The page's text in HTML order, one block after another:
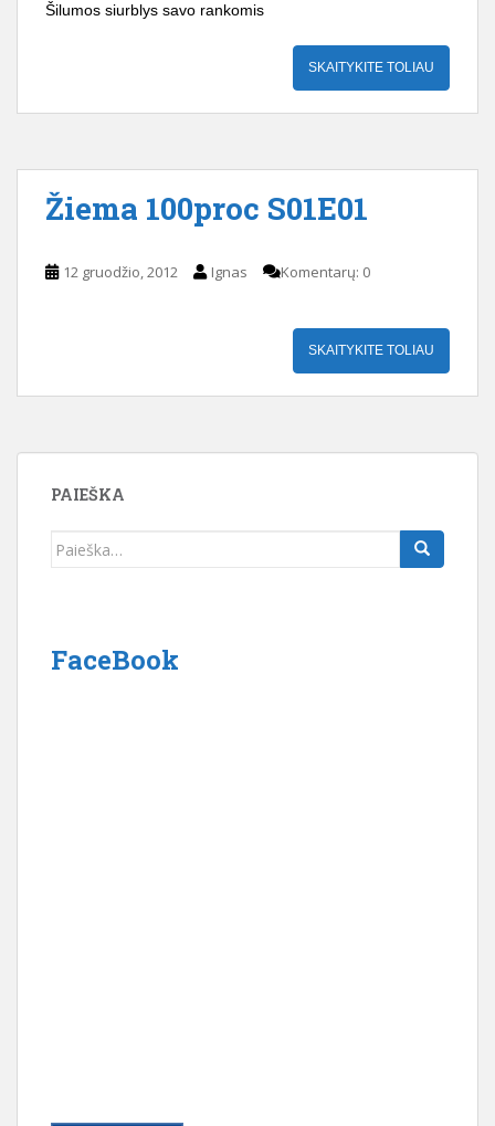
Šilumos siurblys savo rankomis
SKAITYKITE TOLIAU
Žiema 100proc S01E01
12 gruodžio, 2012 Ignas Komentarų: 0
SKAITYKITE TOLIAU
PAIEŠKA
Ieškoti:
FaceBook